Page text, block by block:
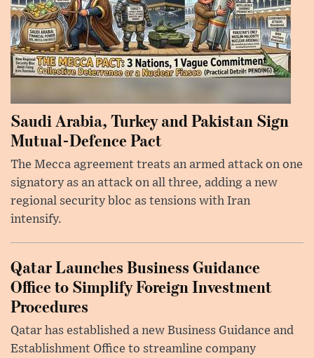
Saudi Arabia, Turkey and Pakistan Sign
Mutual-Defence Pact
The Mecca agreement treats an armed attack on one
signatory as an attack on all three, adding a new
regional security bloc as tensions with Iran
intensify.
Qatar Launches Business Guidance
Office to Simplify Foreign Investment
Procedures
Qatar has established a new Business Guidance and
Establishment Office to streamline company